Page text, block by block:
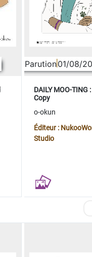
Parution01/08/
DAILY MOO-TING
Copy
o-okun
Éditeur :
Studio